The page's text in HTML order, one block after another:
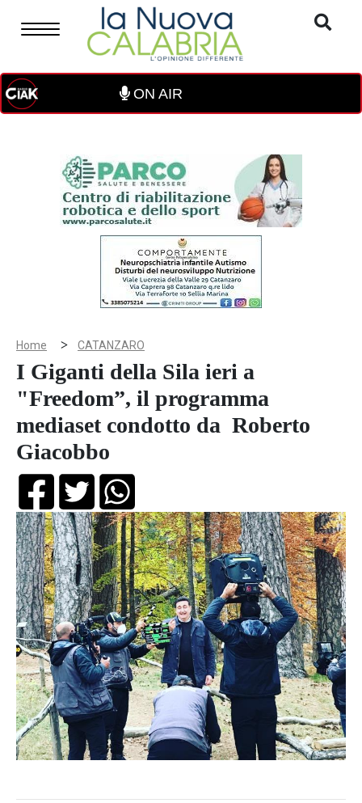
ON AIR
Home > CATANZARO
I Giganti della Sila ieri a
"Freedom”, il programma
mediaset condotto da Roberto
Giacobbo